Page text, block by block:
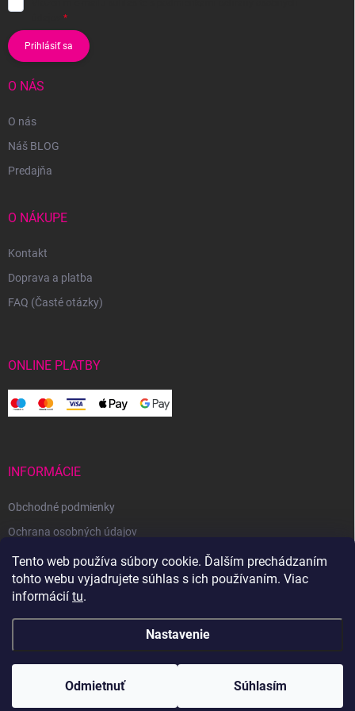
Tento web používa súbory cookie. Ďalším prechádzaním
tohto webu vyjadrujete súhlas s ich používaním. Viac
informácií tu.
Nastavenie
Odmietnuť Súhlasím
Prihlásiť sa
O NÁS
O nás
Náš BLOG
Predajňa
O NÁKUPE
Kontakt
Doprava a platba
FAQ (Časté otázky)
ONLINE PLATBY
INFORMÁCIE
Obchodné podmienky
Ochrana osobných údajov
Reklamačný poriadok
Odstúpenie od zmluvy
Vytvoril Shoptet
Copyright 2026 Svetoveklbka.sk . Všetky práva vyhradené.